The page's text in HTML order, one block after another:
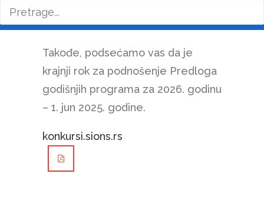
broj 28/25).
Takođe, podsećamo vas da je
krajnji rok za podnošenje Predloga
godišnjih programa za 2026. godinu
– 1. jun 2025. godine.
konkursi.sions.rs